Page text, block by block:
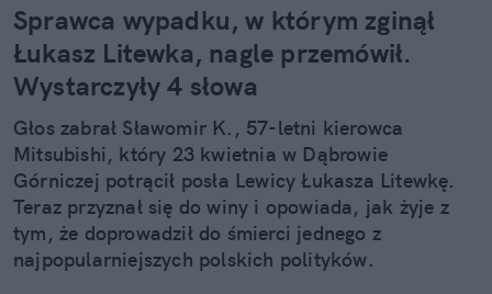
Sprawca wypadku, w którym zginął
Łukasz Litewka, nagle przemówił.
Wystarczyły 4 słowa
Głos zabrał Sławomir K., 57-letni kierowca
Mitsubishi, który 23 kwietnia w Dąbrowie
Górniczej potrącił posła Lewicy Łukasza Litewkę.
Teraz przyznał się do winy i opowiada, jak żyje z
tym, że doprowadził do śmierci jednego z
najpopularniejszych polskich polityków.